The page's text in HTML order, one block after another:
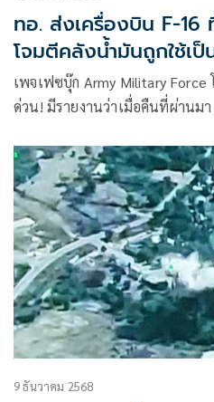
ทอ. ส่งเครื่องบิน F-16
โจมตีคลังน้ำมันถูกใช้เ
ปล่อยโดรนพลีชีพ
เพจเฟซบุ๊ก Army Military
ด่วน! มีรายงานว่าเมื่อคืนที่ผ่านม
9 ธันวาคม 2568